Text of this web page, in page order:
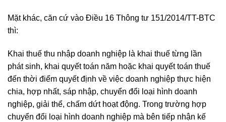
Mặt khác, căn cứ vào Điều 16 Thông tư 151/2014/TT-BTC
thì:
Khai thuế thu nhập doanh nghiệp là khai thuế từng lần
phát sinh, khai quyết toán năm hoặc khai quyết toán thuế
đến thời điểm quyết định về việc doanh nghiệp thực hiện
chia, hợp nhất, sáp nhập, chuyển đổi loại hình doanh
nghiệp, giải thể, chấm dứt hoạt động. Trong trường hợp
chuyển đổi loại hình doanh nghiệp mà bên tiếp nhận kế